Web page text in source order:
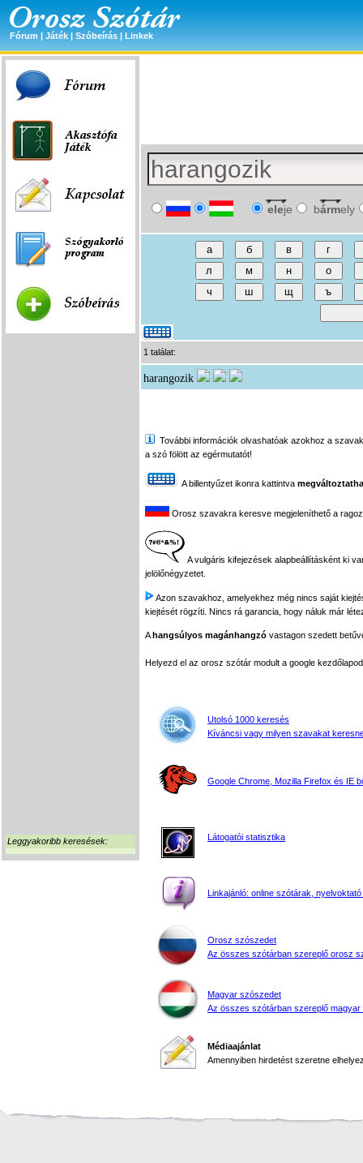
Fórum | Játék | Szóbeírás | Linkek
Leggyakoribb keresések:
eleje bármely
1 találat:
harangozik
További információk olvashatóak azokhoz a
a szó fölött az egérmutatót!
A billentyűzet ikonra kattintva
Orosz szavakra keresve megjeleníthető a
A vulgáris kifejezések alapbeállításként ki
jelölőnégyzetet.
Azon szavakhoz, amelyekhez még nincs saját
kiejtését rögzíti. Nincs rá garancia, hogy náluk már
Ahangsúlyos magánhangzó vastagon szedett
Helyezd el az orosz szótár modult a google
Utolsó 1000 keresés
Kíváncsi vagy milyen szavakat
Google Chrome, Mozilla Firefox és IE
Látogatói statisztika
Linkajánló: online szótárak, nyelvoktató
Orosz szószedet
Az összes szótárban szereplő orosz
Magyar szószedet
Az összes szótárban szereplő magyar
Médiaajánlat
Amennyiben hirdetést szeretne